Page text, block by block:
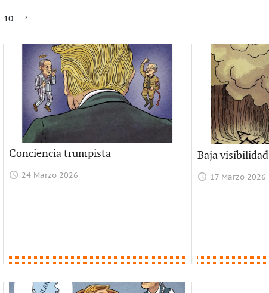
10
Conciencia trumpista
24 Marzo 2026
Baja visibilidad
17 Marzo 2026